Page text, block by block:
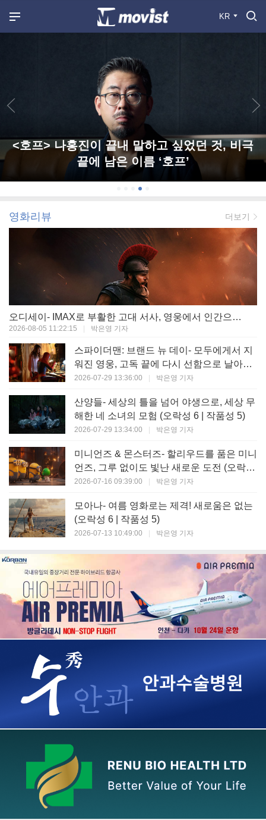
KR
<호프> 나홍진이 끝내 말하고 싶었던 것, 비극
끝에 남은 이름 ‘호프’
영화리뷰 더보기
오디세이- IMAX로 부활한 고대 서사, 영웅에서 인간으로의 귀환 (오락성 9 | 작품성 9)
2026-08-05 11:22:15 박은영 기자
스파이더맨: 브랜드 뉴 데이- 모두에게서 지
워진 영웅, 고독 끝에 다시 선함으로 날아오
르다 (오락성 8 | 작품성 8)
2026-07-29 13:36:00 박은영 기자
산양들- 세상의 틀을 넘어 야생으로, 세상 무
해한 네 소녀의 모험 (오락성 6 | 작품성 5)
2026-07-29 13:34:00 박은영 기자
미니언즈 & 몬스터즈- 할리우드를 품은 미니
언즈, 그루 없이도 빛난 새로운 도전 (오락성
7 | 작품성 6)
2026-07-16 09:39:00 박은영 기자
모아나- 여름 영화로는 제격! 새로움은 없는
(오락성 6 | 작품성 5)
2026-07-13 10:49:00 박은영 기자